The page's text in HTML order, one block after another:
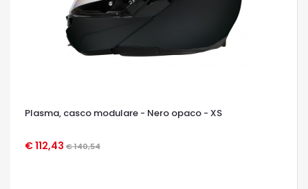
Plasma, casco modulare - Nero opaco - XS
€ 112,43 € 140,54
OCCHIATA VELOCE